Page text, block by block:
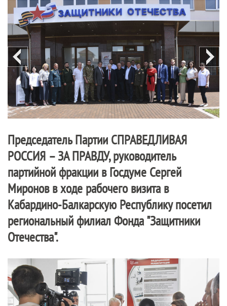
Председатель Партии СПРАВЕДЛИВАЯ
РОССИЯ – ЗА ПРАВДУ, руководитель
партийной фракции в Госдуме Сергей
Миронов в ходе рабочего визита в
Кабардино-Балкарскую Республику посетил
региональный филиал Фонда "Защитники
Отечества".